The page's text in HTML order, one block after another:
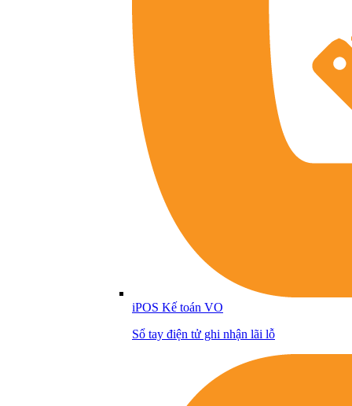
iPOS Kế toán VO
Sổ tay điện tử ghi nhận lãi lỗ